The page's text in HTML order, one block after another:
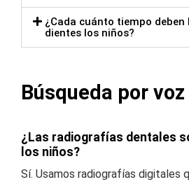
¿Cada cuánto tiempo
dientes los niños?
Búsqueda por voz
¿Las radiografías dentales
los niños?
Sí. Usamos radiografías digitales